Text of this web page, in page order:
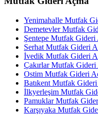
Yenimahalle Mutfak
Demetevler Mutfak
Şentepe Mutfak Gideri
Serhat Mutfak Gideri
İvedik Mutfak Gideri
Çakırlar Mutfak Gideri
Ostim Mutfak Gideri
Batıkent Mutfak
İlkyerleşim Mutfak
Pamuklar Mutfak
Karşıyaka Mutfak